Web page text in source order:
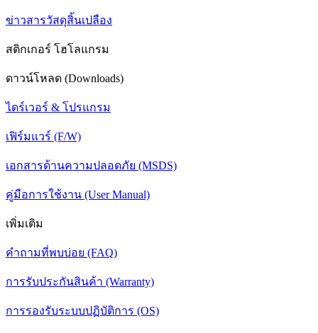
ข่าวสารวัสดุสิ้นเปลือง
สติกเกอร์ โฮโลแกรม
ดาวน์โหลด (Downloads)
ไดร์เวอร์ & โปรแกรม
เฟิร์มแวร์ (F/W)
เอกสารด้านความปลอดภัย (MSDS)
คู่มือการใช้งาน (User Manual)
เพิ่มเติม
คำถามที่พบบ่อย (FAQ)
การรับประกันสินค้า (Warranty)
การรองรับระบบปฏิบัติการ (OS)